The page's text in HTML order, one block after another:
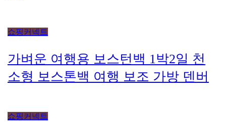
쇼핑커넥트
가벼운 여행용 보스턴백 1박2일 천
소형 보스톤백 여행 보조 가방 덴버
쇼핑커넥트